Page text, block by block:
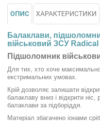
ОПИС ХАРАКТЕРИСТИКИ
Балаклави,
військовий ЗСУ
Підшоломник
Для тих, хто хоче
екстримальних умовах.
Крій дозволяє залишати
балаклаву вниз і відкрити
балаклави за підборіддя.
Матеріал збагачено іонами